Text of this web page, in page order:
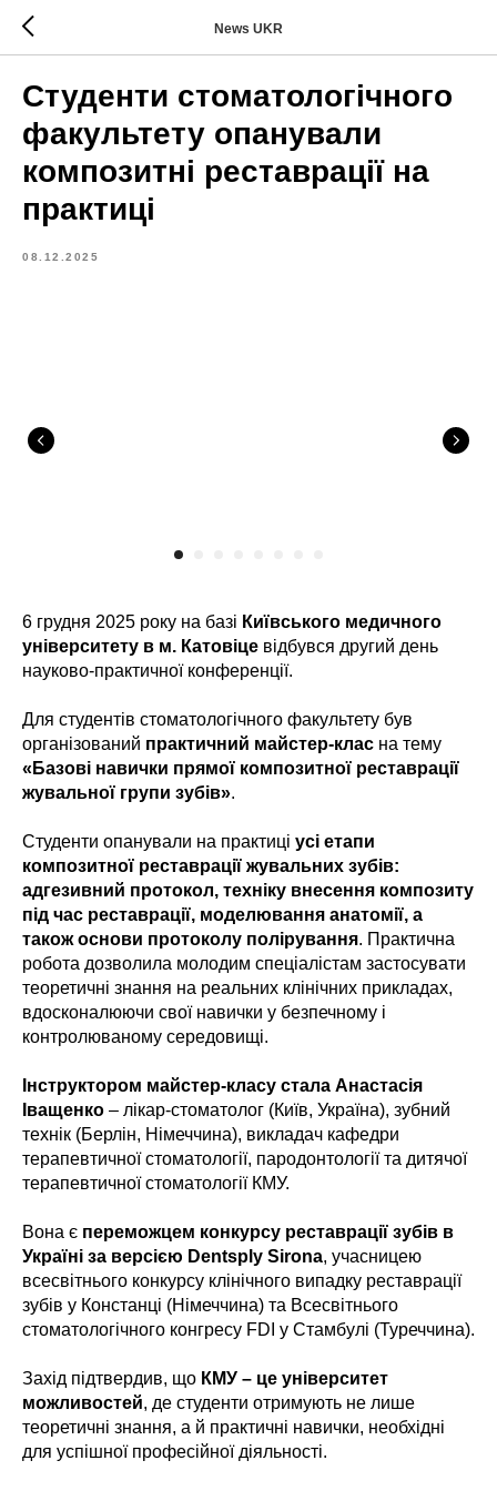
News UKR
Студенти стоматологічного
факультету опанували
композитні реставрації на
практиці
08.12.2025
6 грудня 2025 року на базі Київського медичного
університету в м. Катовіце відбувся другий день
науково-практичної конференції.
Для студентів стоматологічного факультету був
організований практичний майстер-клас на тему
«Базові навички прямої композитної реставрації
жувальної групи зубів».
Студенти опанували на практиці усі етапи
композитної реставрації жувальних зубів:
адгезивний протокол, техніку внесення композиту
під час реставрації, моделювання анатомії, а
також основи протоколу полірування. Практична
робота дозволила молодим спеціалістам застосувати
теоретичні знання на реальних клінічних прикладах,
вдосконалюючи свої навички у безпечному і
контролюваному середовищі.
Інструктором майстер-класу стала Анастасія
Іващенко – лікар-стоматолог (Київ, Україна), зубний
технік (Берлін, Німеччина), викладач кафедри
терапевтичної стоматології, пародонтології та дитячої
терапевтичної стоматології КМУ.
Вона є переможцем конкурсу реставрації зубів в
Україні за версією Dentsply Sirona, учасницею
всесвітнього конкурсу клінічного випадку реставрації
зубів у Констанці (Німеччина) та Всесвітнього
стоматологічного конгресу FDI у Стамбулі (Туреччина).
Захід підтвердив, що КМУ – це університет
можливостей, де студенти отримують не лише
теоретичні знання, а й практичні навички, необхідні
для успішної професійної діяльності.